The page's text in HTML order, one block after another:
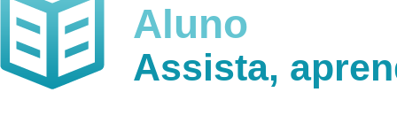
Aluno
Assista,